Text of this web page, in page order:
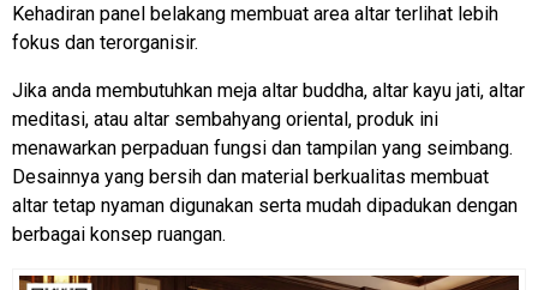
Kehadiran panel belakang membuat area altar terlihat lebih
fokus dan terorganisir.
Jika anda membutuhkan meja altar buddha, altar kayu jati, altar
meditasi, atau altar sembahyang oriental, produk ini
menawarkan perpaduan fungsi dan tampilan yang seimbang.
Desainnya yang bersih dan material berkualitas membuat
altar tetap nyaman digunakan serta mudah dipadukan dengan
berbagai konsep ruangan.